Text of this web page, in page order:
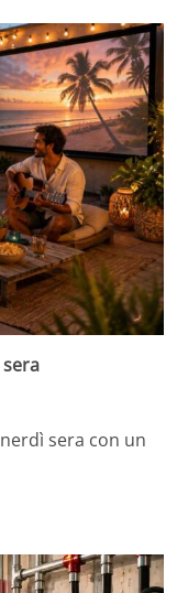
sera con un